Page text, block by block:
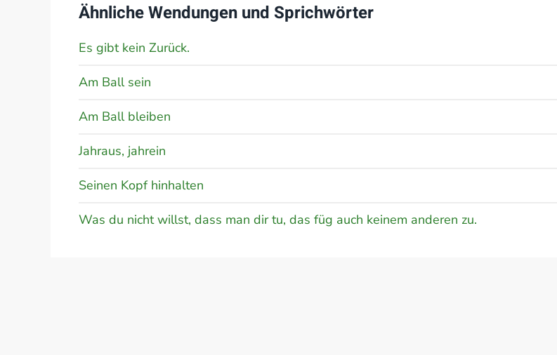
Ähnliche Wendungen und Sprichwörter
Es gibt kein Zurück.
Am Ball sein
Am Ball bleiben
Jahraus, jahrein
Seinen Kopf hinhalten
Was du nicht willst, dass man dir tu, das füg auch keinem anderen zu.